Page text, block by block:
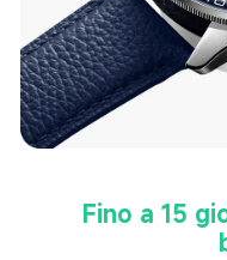
Fino a 15